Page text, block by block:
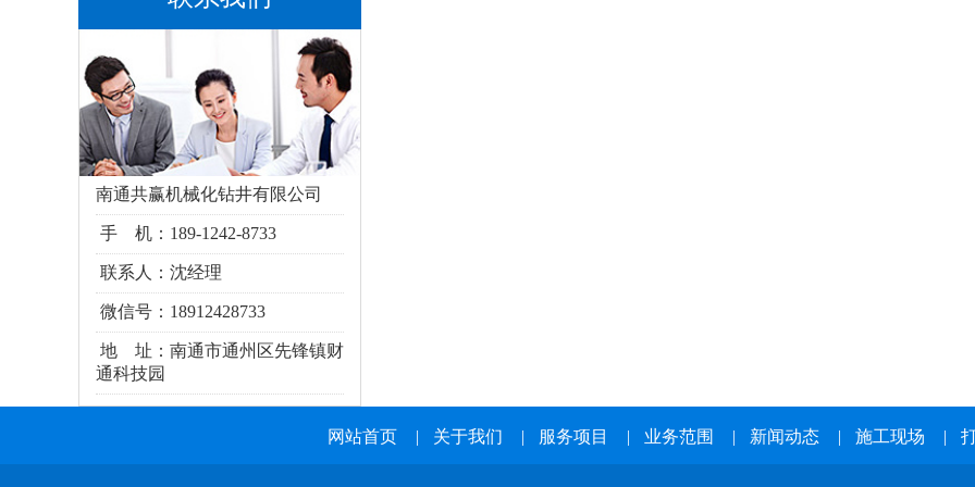
南通共赢机械化钻井有限公司
手 机：189-1242-8733
联系人：沈经理
微信号：18912428733
地 址：南通市通州区先锋镇财
通科技园
网站首页 | 关于我们 | 服务项目 | 业务范围 | 新闻动态 | 施工现场 |